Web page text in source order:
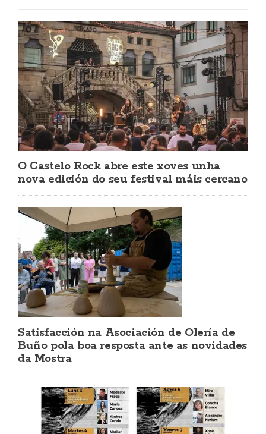
O Castelo Rock abre este xoves unha
nova edición do seu festival máis cercano
Satisfacción na Asociación de Olería de
Buño pola boa resposta ante as novidades
da Mostra